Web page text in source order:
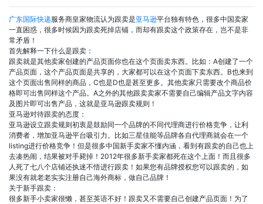
广东国际快递服务商皇家物流认为跟卖是亚马逊平台独有特色，很多中国卖家
一直困惑，很多时候因为跟卖死掉店铺，而却有跟卖这个政策存在，岂不是非
常矛盾！
首先解释一下什么是跟卖：
跟卖就是其他卖家创建的产品页面你也在这个页面卖东西。比如：A创建了一个
产品页面，这个产品页面是共享的，大家都可以在这个页面下卖东西。B也来到
这个页面出售同样的商品，C也是D也是甚至更多。其他卖家只需要改个商品价
格即可出售同样这个产品。A之外的其他跟卖卖家不需要自己编辑产品文字内容
及图片即可出售产品，这就是亚马逊跟卖规则！
亚马逊对待跟卖的态度：
亚马逊设立跟卖规则初衷是鼓励同一个品牌的不同代理商进行价格竞争，让利
消费者，增加亚马逊平台吸引力。比如三星佳能等品牌各自代理商就会在一个
listing进行价格竞争！但是很多中国新手卖家不懂内涵，看到有跟卖的自己也上
去凑热闹，结果被对手毙掉！2012年很多新手卖家都死在这个上面！而且很多
人死了七八个店铺还执迷不悟进行跟卖！如果您有品牌授权您可以跟卖的，如
果没有就老老实实注册自己海外商标，做自己品牌！
关于新手跟卖：
很多新手小卖家很懒，甚至英语不好！跟卖又不需要自己创建产品页面！为了